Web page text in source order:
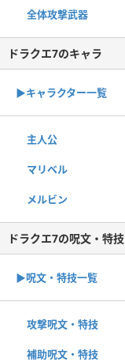
全体攻撃武器
ドラクエ7のキャラ
▶︎キャラクター一覧
主人公
マリベル
メルビン
ドラクエ7の呪文・特技
▶︎呪文・特技一覧
攻撃呪文・特技
補助呪文・特技